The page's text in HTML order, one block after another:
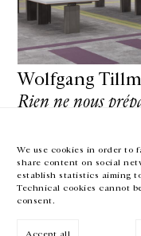
We use cookies in order
share content on social
establish statistics aiming
Technical cookies cannot
consent.
Wolfgang
Rien ne nous
GALERIE@CROUSEL.COM
HORAIRES D'OUVERTURE
DU MARDI AU VENDREDI
10H-18H
LE SAMEDI
11H-19H
EN FR 中文 Facebook
Inscrivez-vous à notre